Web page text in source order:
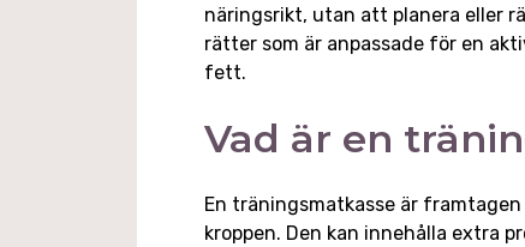
näringsrikt, utan att planera eller
rätter som är anpassade för en
fett.
Vad är en
En träningsmatkasse är
kroppen. Den kan innehålla extra